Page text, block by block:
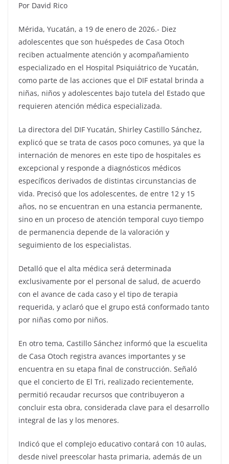
Por David Rico
Mérida, Yucatán, a 19 de enero de 2026.- Diez
adolescentes que son huéspedes de Casa Otoch
reciben actualmente atención y acompañamiento
especializado en el Hospital Psiquiátrico de Yucatán,
como parte de las acciones que el DIF estatal brinda a
niñas, niños y adolescentes bajo tutela del Estado que
requieren atención médica especializada.
La directora del DIF Yucatán, Shirley Castillo Sánchez,
explicó que se trata de casos poco comunes, ya que la
internación de menores en este tipo de hospitales es
excepcional y responde a diagnósticos médicos
específicos derivados de distintas circunstancias de
vida. Precisó que los adolescentes, de entre 12 y 15
años, no se encuentran en una estancia permanente,
sino en un proceso de atención temporal cuyo tiempo
de permanencia depende de la valoración y
seguimiento de los especialistas.
Detalló que el alta médica será determinada
exclusivamente por el personal de salud, de acuerdo
con el avance de cada caso y el tipo de terapia
requerida, y aclaró que el grupo está conformado tanto
por niñas como por niños.
En otro tema, Castillo Sánchez informó que la escuelita
de Casa Otoch registra avances importantes y se
encuentra en su etapa final de construcción. Señaló
que el concierto de El Tri, realizado recientemente,
permitió recaudar recursos que contribuyeron a
concluir esta obra, considerada clave para el desarrollo
integral de las y los menores.
Indicó que el complejo educativo contará con 10 aulas,
desde nivel preescolar hasta primaria, además de un